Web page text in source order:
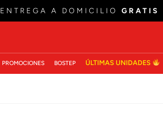
ENTREGA A DOMICILIO GRATIS
PROMOCIONES BOSTEP ÚLTIMAS UNIDADES